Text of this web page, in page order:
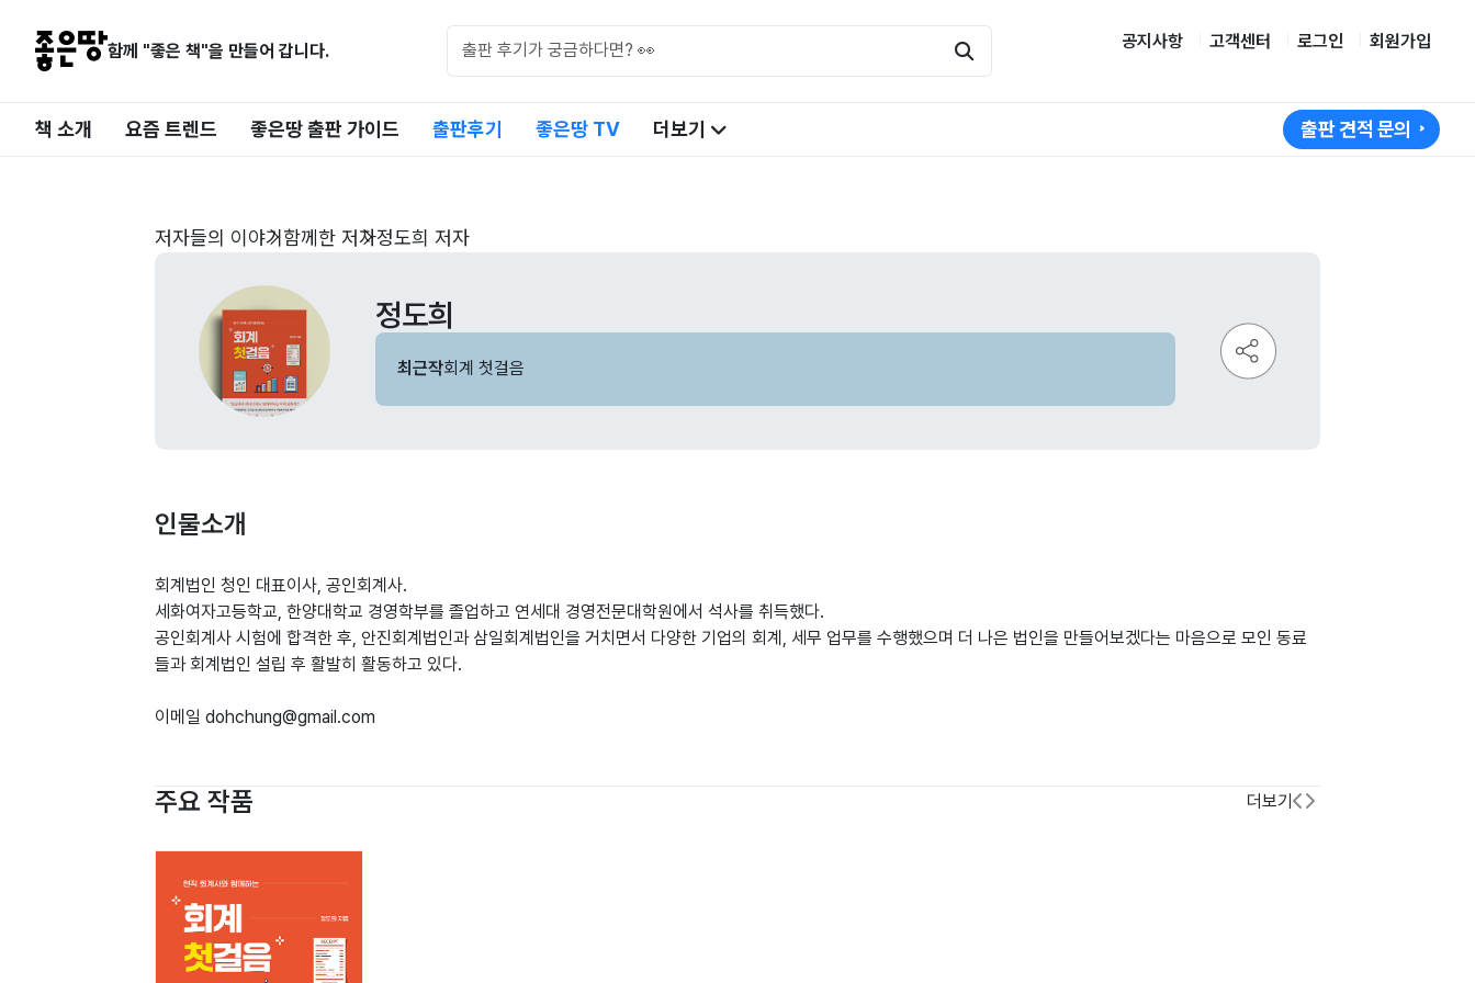
함께 "좋은 책"을 만들어 갑니다. 공지사항 고객센터 로그인 회원가입
책 소개 요즘 트렌드 좋은땅 출판 가이드 출판후기 좋은땅 TV 더보기 출판 견적 문의
저자들의 이야기 함께한 저자정도희 저자
정도희
최근작회계 첫걸음
인물소개
회계법인 청인 대표이사, 공인회계사.
세화여자고등학교, 한양대학교 경영학부를 졸업하고 연세대 경영전문대학원에서 석사를 취득했다.
공인회계사 시험에 합격한 후, 안진회계법인과 삼일회계법인을 거치면서 다양한 기업의 회계, 세무 업무를 수행했으며 더 나은 법인을 만들어보겠다는 마음으로 모인 동료
들과 회계법인 설립 후 활발히 활동하고 있다.
이메일 dohchung@gmail.com
주요 작품 더보기